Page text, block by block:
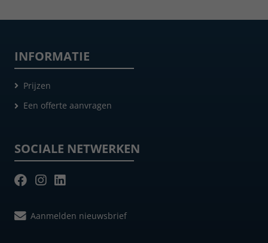
INFORMATIE
Prijzen
Een offerte aanvragen
SOCIALE NETWERKEN
Aanmelden nieuwsbrief